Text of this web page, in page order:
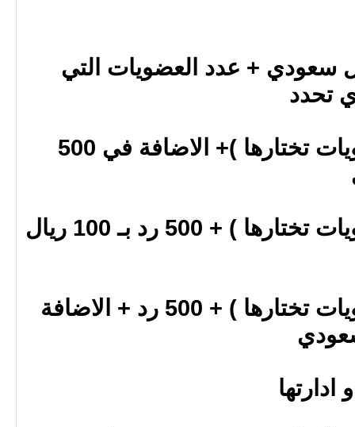
بــ 100 ريال سعودي + عدد العضويات التي
تحدد
1000 موضوع ( بعدد عضويات تختارها )+ الاضافة في 500
1000 موضوع ( بعدد عضويات تختارها ) + 500 رد بـ 100 ريال
1000 موضوع ( بعدد عضويات تختارها ) + 500 رد + الاضافة